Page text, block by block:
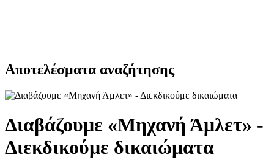
Αποτελέσματα αναζήτησης
Διαβάζουμε «Μηχανή Άμλετ» -
Διεκδικούμε δικαιώματα